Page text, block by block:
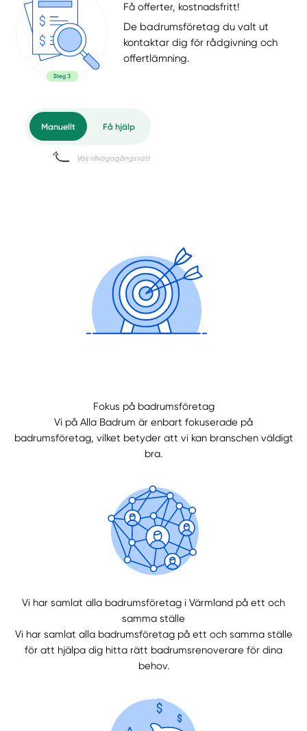
Få offerter, kostnadsfritt!
De badrumsföretag du valt ut
kontaktar dig för rådgivning och
offertlämning.
Manuellt Få hjälp
Fokus på badrumsföretag
Vi på Alla Badrum är enbart fokuserade på
badrumsföretag, vilket betyder att vi kan branschen väldigt
bra.
Vi har samlat alla badrumsföretag i Värmland på ett och
samma ställe
Vi har samlat alla badrumsföretag på ett och samma ställe
för att hjälpa dig hitta rätt badrumsrenoverare för dina
behov.